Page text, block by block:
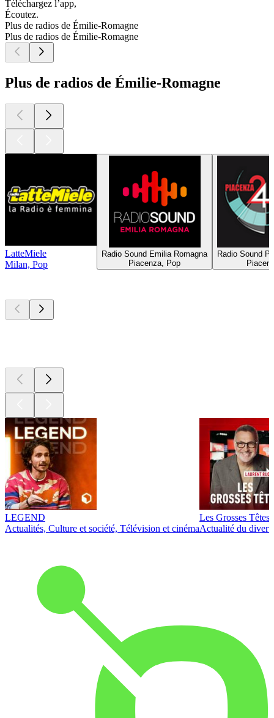
Téléchargez l’app,
Écoutez.
Plus de radios de Émilie-Romagne
Plus de radios de Émilie-Romagne
Plus de radios de Émilie-Romagne
LatteMiele
Milan, Pop
Radio Sound Emilia Romagna
Piacenza, Pop
Radio Sound
LEGEND
Actualités, Culture et société, Télévision et cinéma
Les Grosses Têtes
Actualité du